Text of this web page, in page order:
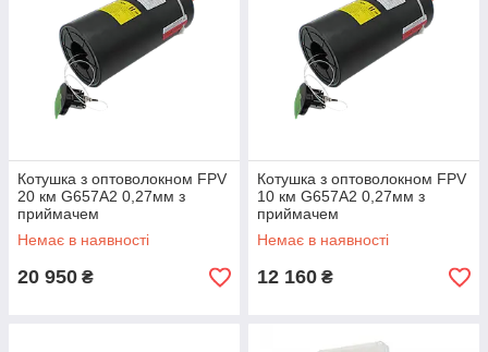
Котушка з оптоволокном FPV
20 км G657A2 0,27мм з
приймачем
Немає в наявності
20 950 ₴
Котушка з оптоволокном FPV
10 км G657A2 0,27мм з
приймачем
Немає в наявності
12 160 ₴